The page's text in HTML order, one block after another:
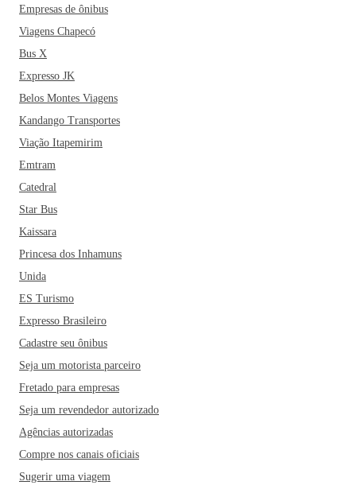
Empresas de ônibus
Viagens Chapecó
Bus X
Expresso JK
Belos Montes Viagens
Kandango Transportes
Viação Itapemirim
Emtram
Catedral
Star Bus
Kaissara
Princesa dos Inhamuns
Unida
ES Turismo
Expresso Brasileiro
Cadastre seu ônibus
Seja um motorista parceiro
Fretado para empresas
Seja um revendedor autorizado
Agências autorizadas
Compre nos canais oficiais
Sugerir uma viagem